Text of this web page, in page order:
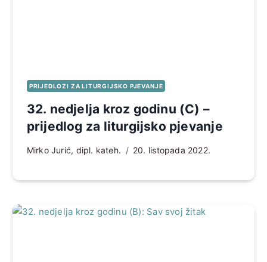
PRIJEDLOZI ZA LITURGIJSKO PJEVANJE
32. nedjelja kroz godinu (C) –
prijedlog za liturgijsko pjevanje
Mirko Jurić, dipl. kateh. 20. listopada 2022.